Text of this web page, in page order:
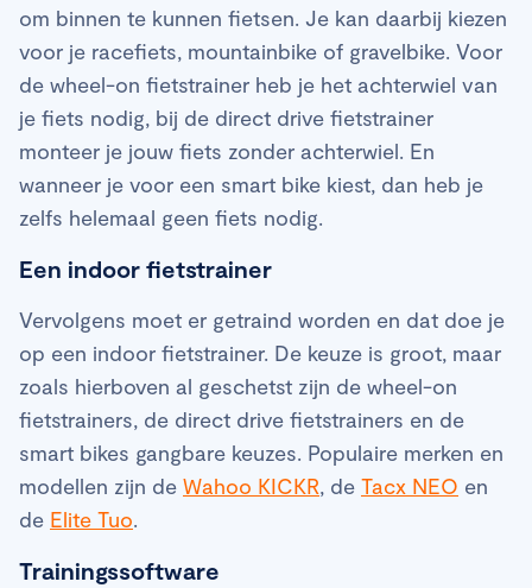
om binnen te kunnen fietsen. Je kan daarbij kiezen
voor je racefiets, mountainbike of gravelbike. Voor
de wheel-on fietstrainer heb je het achterwiel van
je fiets nodig, bij de direct drive fietstrainer
monteer je jouw fiets zonder achterwiel. En
wanneer je voor een smart bike kiest, dan heb je
zelfs helemaal geen fiets nodig.
Een indoor fietstrainer
Vervolgens moet er getraind worden en dat doe je
op een indoor fietstrainer. De keuze is groot, maar
zoals hierboven al geschetst zijn de wheel-on
fietstrainers, de direct drive fietstrainers en de
smart bikes gangbare keuzes. Populaire merken en
modellen zijn de Wahoo KICKR, de Tacx NEO en
de Elite Tuo.
Trainingssoftware